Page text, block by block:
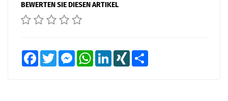
BEWERTEN SIE DIESEN ARTIKEL
FacebookTwitter MessengerWhatsAppLinkedInXING